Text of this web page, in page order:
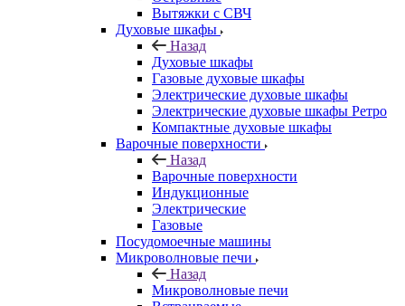
Вытяжки с СВЧ
Духовые шкафы
Назад
Духовые шкафы
Газовые духовые шкафы
Электрические духовые шкафы
Электрические духовые шкафы Ретро
Компактные духовые шкафы
Варочные поверхности
Назад
Варочные поверхности
Индукционные
Электрические
Газовые
Посудомоечные машины
Микроволновые печи
Назад
Микроволновые печи